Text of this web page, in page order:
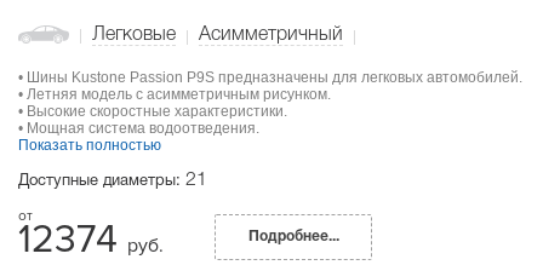
Легковые Асимметричный
• Шины Kustone Passion P9S предназначены для легковых автомобилей.
• Летняя модель с асимметричным рисунком.
• Высокие скоростные характеристики.
• Мощная система водоотведения.
Показать полностью
Доступные диаметры: 21
12374 руб. Подробнее...